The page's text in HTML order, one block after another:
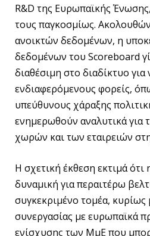
R&D της Ευρωπαϊκής
τους παγκοσμίως.
ανοικτών δεδομένων, η
δεδομένων του Scoreboard
διαθέσιμη στο διαδίκτυο για
ενδιαφερόμενους φορείς,
υπεύθυνους χάραξης
ενημερωθούν αναλυτικά για
χωρών και των εταιρειών
Η σχετική έκθεση εκτιμά ότι
δυναμική για περαιτέρω
συγκεκριμένο τομέα,
συνεργασίας με ευρωπαϊκά
ενίσχυσης των ΜμΕ που